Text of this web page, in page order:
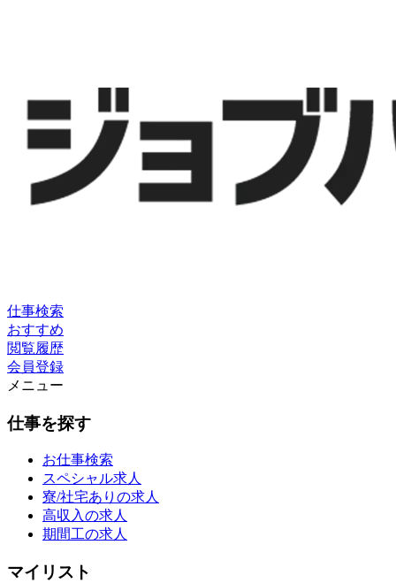
仕事検索
おすすめ
閲覧履歴
会員登録
メニュー
仕事を探す
お仕事検索
スペシャル求人
寮/社宅ありの求人
高収入の求人
期間工の求人
マイリスト